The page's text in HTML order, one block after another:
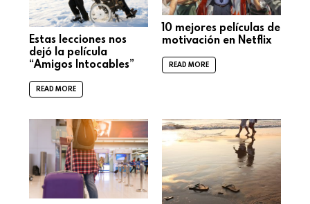
Estas lecciones nos
dejó la película
“Amigos Intocables”
READ MORE
10 mejores películas de
motivación en Netflix
READ MORE